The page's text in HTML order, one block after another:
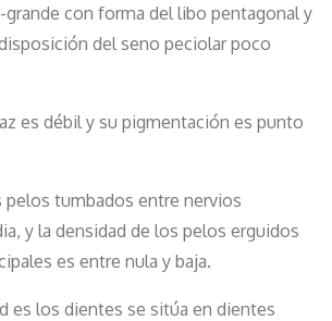
grande con forma del libo pentagonal y
del seno peciolar poco
es débil y su pigmentación es punto
pelos tumbados entre nervios
y la densidad de los pelos erguidos
es entre nula y baja.
es los dientes se sitúa en dientes